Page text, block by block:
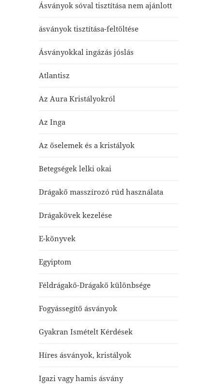
Ásványok sóval tisztítása nem ajánlott
ásványok tisztítása-feltöltése
Ásványokkal ingázás jóslás
Atlantisz
Az Aura Kristályokról
Az Inga
Az őselemek és a kristályok
Betegségek lelki okai
Drágakő masszírozó rúd használata
Drágakövek kezelése
E-könyvek
Egyiptom
Féldrágakő-Drágakő különbsége
Fogyássegítő ásványok
Gyakran Ismételt Kérdések
Híres ásványok, kristályok
Igazi vagy hamis ásvány